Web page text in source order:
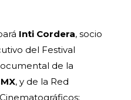
Inti Cordera, socio
del Festival
de la
, y de la Red